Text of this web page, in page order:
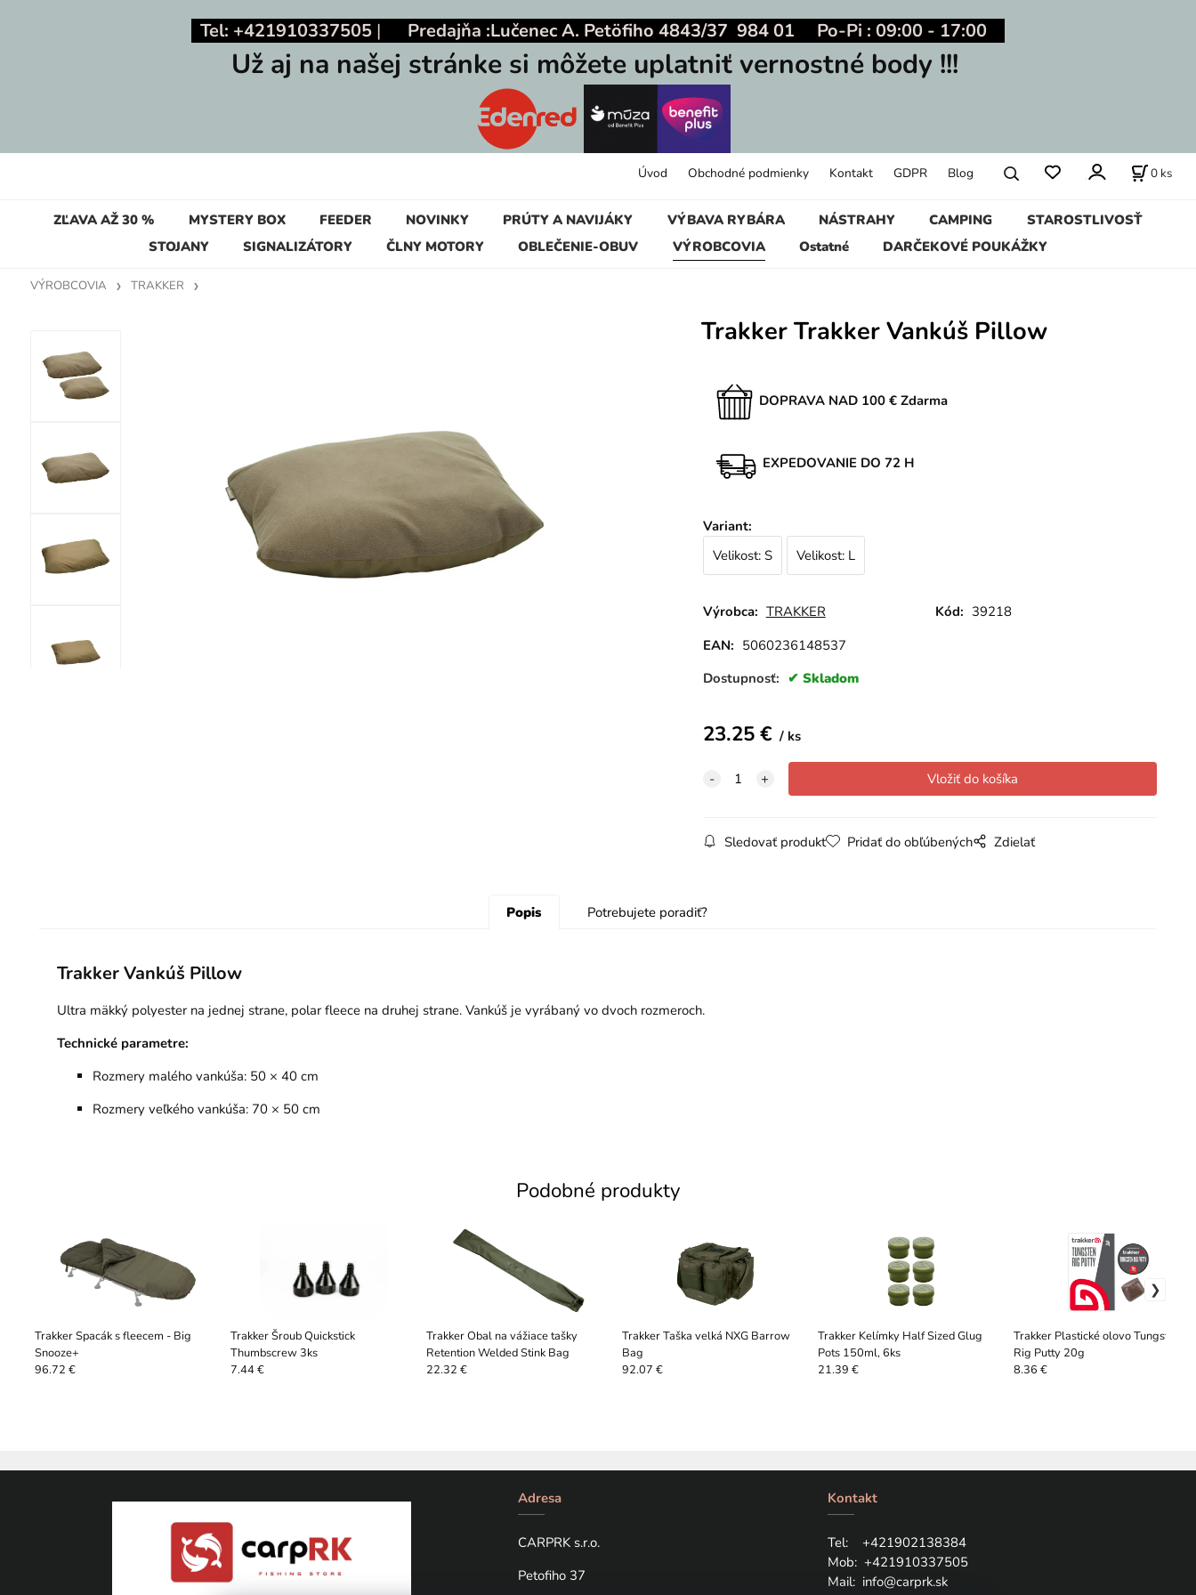
Tel: +421910337505 | Predajňa :Lučenec A. Petöfiho 4843/37 984 01 Po-Pi : 09:00 - 17:00
Už aj na našej stránke si môžete uplatniť vernostné body !!!
ZĽAVA AŽ 30 % MYSTERY BOX FEEDER NOVINKY PRÚTY A NAVIJÁKY VÝBAVA RYBÁRA NÁSTRAHY CAMPING
STAROSTLIVOSŤ
STOJANY
SIGNALIZÁTORY ČLNY MOTORY OBLEČENIE-OBUV VÝROBCOVIA Ostatné DARČEKOVÉ POUKÁŽKY
Úvod Obchodné podmienky Kontakt GDPR Blog 0 ks
VÝROBCOVIA TRAKKER
Trakker Trakker Vankúš Pillow
DOPRAVA NAD 100 € Zdarma
EXPEDOVANIE DO 72 H
Variant:
Velikost: S
Velikost: L
Výrobca: TRAKKER Kód: 39218
EAN: 5060236148537
Dostupnosť:
Skladom
23.25€ ks
Sledovať produkt Pridať do obľúbených Zdielať
Popis Potrebujete poradiť?
Trakker Vankúš Pillow
Ultra mäkký polyester na jednej strane, polar fleece na druhej strane. Vankúš je vyrábaný vo dvoch rozmeroch.
Technické parametre:
Rozmery malého vankúša: 50 × 40 cm
Rozmery veľkého vankúša: 70 × 50 cm
Podobné produkty
Trakker Spacák s fleecem - Big
Snooze+
96.72 €
Trakker Šroub Quickstick
Thumbscrew 3ks
7.44 €
Trakker Obal na vážiace tašky
Retention Welded Stink Bag
22.32 €
Trakker Taška velká NXG Barrow
Bag
92.07 €
Trakker Kelímky Half Sized Glug
Pots 150ml, 6ks
21.39 €
Trakker Plastické olovo Tungsten
Rig Putty 20g
8.36 €
Adresa
CARPRK s.r.o.
Petofiho 37
Kontakt
Tel: +421902138384
Mob: +421910337505
Mail: info@carprk.sk